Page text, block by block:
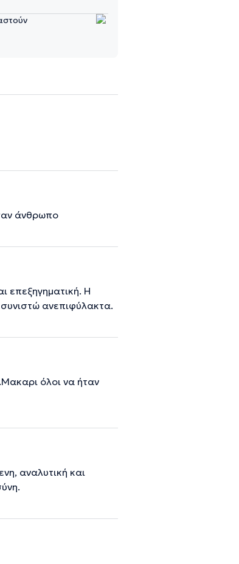
άνθρωπο
επεξηγηματική. Η
συνιστώ ανεπιφύλακτα.
όλοι να ήταν
αναλυτική και